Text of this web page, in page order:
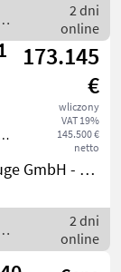
2 dni
online
173.145
€
wliczony
VAT 19%
145.500 €
netto
GRUMA Nutzfahrzeuge GmbH - Staplertechnik
2 dni
online